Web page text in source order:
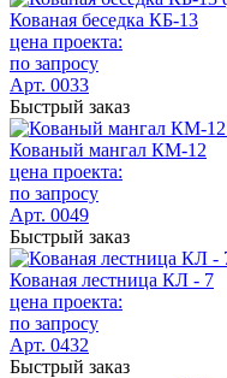
Кованая беседка КБ-13
цена проекта:
по запросу
Арт. 0033
Быстрый заказ
Кованый мангал КМ-12
цена проекта:
по запросу
Арт. 0049
Быстрый заказ
Кованая лестница КЛ - 7
цена проекта:
по запросу
Арт. 0432
Быстрый заказ